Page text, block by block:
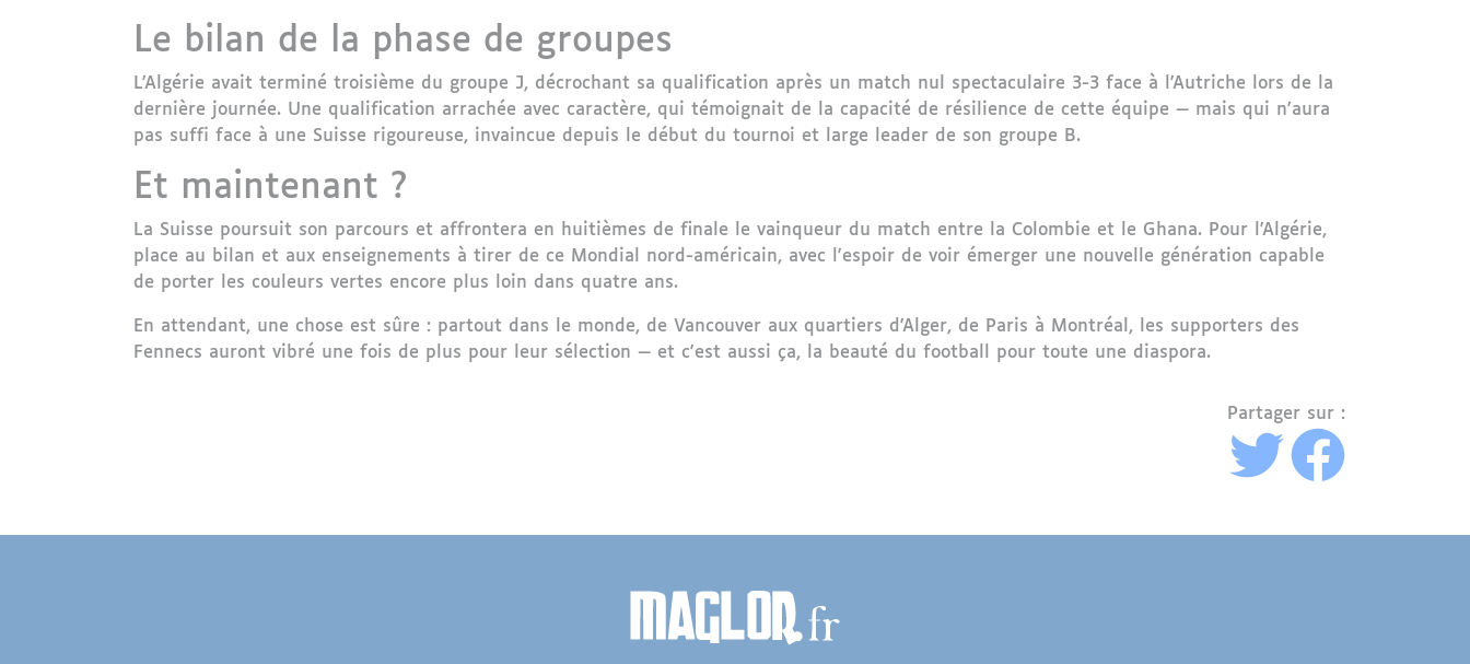
Le bilan de la phase de groupes
L'Algérie avait terminé troisième du groupe J, décrochant sa qualification après un match nul spectaculaire 3-3 face à l'Autriche lors de la
dernière journée. Une qualification arrachée avec caractère, qui témoignait de la capacité de résilience de cette équipe — mais qui n'aura
pas suffi face à une Suisse rigoureuse, invaincue depuis le début du tournoi et large leader de son groupe B.
Et maintenant ?
La Suisse poursuit son parcours et affrontera en huitièmes de finale le vainqueur du match entre la Colombie et le Ghana. Pour l'Algérie,
place au bilan et aux enseignements à tirer de ce Mondial nord-américain, avec l'espoir de voir émerger une nouvelle génération capable
de porter les couleurs vertes encore plus loin dans quatre ans.
En attendant, une chose est sûre : partout dans le monde, de Vancouver aux quartiers d'Alger, de Paris à Montréal, les supporters des
Fennecs auront vibré une fois de plus pour leur sélection — et c'est aussi ça, la beauté du football pour toute une diaspora.
Partager sur :